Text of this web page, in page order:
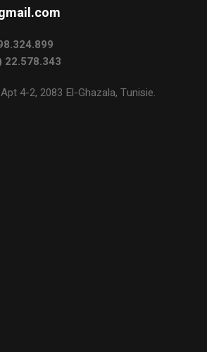
22.578.343
4-2, 2083 El-Ghazala, Tunisie.